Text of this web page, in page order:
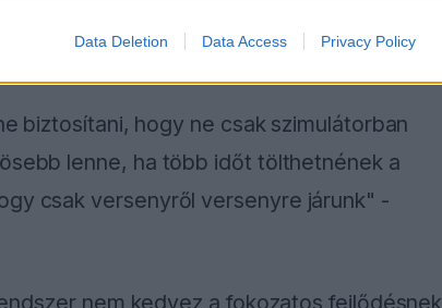
Data Deletion Data Access Privacy Policy
ez nem helyettesítheti a valódi vezetési
biztosítani, hogy ne csak szimulátorban
lenne, ha több időt tölthetnének a
csak versenyről versenyre járunk" -
nem kedvez a fokozatos fejlődésnek